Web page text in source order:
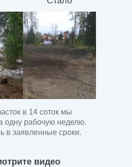
видео
в 14 соток мы
одну рабочую неделю.
в заявленные сроки.